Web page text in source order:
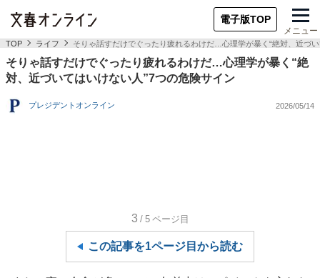
電子版TOP
メニュー
TOP ライフ そりゃ話すだけでぐったり疲れるわけだ…心理学が暴く“絶対、近づ
そりゃ話すだけでぐったり疲れるわけだ…心理学が暴く“絶
対、近づいてはいけない人”7つの危険サイン
プレジデントオンライン 2026/05/14
3 /5 ページ目
この記事を1ページ目から読む